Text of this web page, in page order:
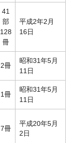
41
部
128
冊
平成2年2月
16日
2冊
昭和31年5月
11日
1冊
昭和31年5月
11日
7冊
平成20年5月
2日